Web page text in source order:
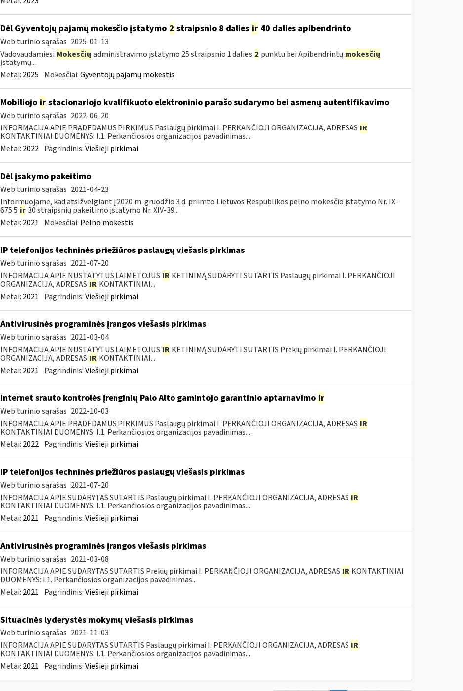
Dėl Gyventojų pajamų mokesčio įstatymo 2 straipsnio 8 dalies ir40 dalies apibendrinto
Web turinio sąrašas 2025-01-13
Vadovaudamiesi Mokesčių administravimo įstatymo 25 straipsnio 1 dalies 2 punktu bei Apibendrintų mokesčių
įstatymų...
Metai: 2025 Mokesčiai:Gyventojų pajamų mokestis
Mobiliojo irstacionariojo kvalifikuoto elektroninio parašo sudarymo bei asmenų autentifikavimo
Web turinio sąrašas 2022-06-20
INFORMACIJA APIE PRADEDAMUS PIRKIMUS Paslaugų pirkimai I. PERKANČIOJI ORGANIZACIJA, ADRESAS IR
KONTAKTINIAI DUOMENYS: I.1. Perkančiosios organizacijos pavadinimas...
Metai: 2022 Pagrindinis:Viešieji pirkimai
Dėl įsakymo pakeitimo
Web turinio sąrašas 2021-04-23
Informuojame, kad atsižvelgiant į 2020 m. gruodžio 3 d. priimto Lietuvos Respublikos pelno mokesčio įstatymo Nr. IX-
675 5 ir 30 straipsnių pakeitimo įstatymo Nr. XIV-39...
Metai: 2021 Mokesčiai: Pelno mokestis
IP telefonijos techninės priežiūros paslaugų viešasis pirkimas
Web turinio sąrašas 2021-07-20
INFORMACIJA APIE NUSTATYTUS LAIMĖTOJUS IR KETINIMĄ SUDARYTI SUTARTIS Paslaugų pirkimai I. PERKANČIOJI
ORGANIZACIJA, ADRESAS IR KONTAKTINIAI...
Metai: 2021 Pagrindinis:Viešieji pirkimai
Antivirusinės programinės įrangos viešasis pirkimas
Web turinio sąrašas 2021-03-04
INFORMACIJA APIE NUSTATYTUS LAIMĖTOJUS IR KETINIMĄ SUDARYTI SUTARTIS Prekių pirkimai I. PERKANČIOJI
ORGANIZACIJA, ADRESAS IR KONTAKTINIAI...
Metai: 2021 Pagrindinis:Viešieji pirkimai
Internet srauto kontrolės įrenginių Palo Alto gamintojo garantinio aptarnavimo ir
Web turinio sąrašas 2022-10-03
INFORMACIJA APIE PRADEDAMUS PIRKIMUS Paslaugų pirkimai I. PERKANČIOJI ORGANIZACIJA, ADRESAS IR
KONTAKTINIAI DUOMENYS: I.1. Perkančiosios organizacijos pavadinimas...
Metai: 2022 Pagrindinis:Viešieji pirkimai
IP telefonijos techninės priežiūros paslaugų viešasis pirkimas
Web turinio sąrašas 2021-07-20
INFORMACIJA APIE SUDARYTAS SUTARTIS Paslaugų pirkimai I. PERKANČIOJI ORGANIZACIJA, ADRESAS IR
KONTAKTINIAI DUOMENYS: I.1. Perkančiosios organizacijos pavadinimas...
Metai: 2021 Pagrindinis:Viešieji pirkimai
Antivirusinės programinės įrangos viešasis pirkimas
Web turinio sąrašas 2021-03-08
INFORMACIJA APIE SUDARYTAS SUTARTIS Prekių pirkimai I. PERKANČIOJI ORGANIZACIJA, ADRESAS IR KONTAKTINIAI
DUOMENYS: I.1. Perkančiosios organizacijos pavadinimas...
Metai: 2021 Pagrindinis:Viešieji pirkimai
Situacinės lyderystės mokymų viešasis pirkimas
Web turinio sąrašas 2021-11-03
INFORMACIJA APIE SUDARYTAS SUTARTIS Paslaugų pirkimai I. PERKANČIOJI ORGANIZACIJA, ADRESAS IR
KONTAKTINIAI DUOMENYS: I.1. Perkančiosios organizacijos pavadinimas...
Metai: 2021 Pagrindinis:Viešieji pirkimai